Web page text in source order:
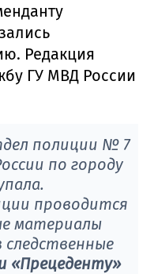
Редакция
ГУ МВД России
полиции № 7
по городу
проводится
материалы
«Прецеденту»